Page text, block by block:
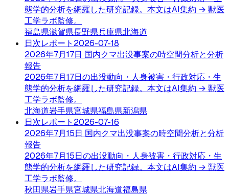
態学的分析を網羅した研究記録。本文はAI集約 → 獣医
工学ラボ監修。
福島県滋賀県長野県兵庫県北海道
日次レポート 2026-07-18
2026年7月17日 国内クマ出没事案の時空間分析と分析
報告
2026年7月17日の出没動向・人身被害・行政対応・生
態学的分析を網羅した研究記録。本文はAI集約 → 獣医
工学ラボ監修。
北海道岩手県宮城県福島県新潟県
日次レポート 2026-07-16
2026年7月15日 国内クマ出没事案の時空間分析と分析
報告
2026年7月15日の出没動向・人身被害・行政対応・生
態学的分析を網羅した研究記録。本文はAI集約 → 獣医
工学ラボ監修。
秋田県岩手県宮城県北海道福島県